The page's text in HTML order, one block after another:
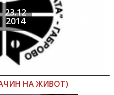
23.12
2014
НА ЖИВОТ)